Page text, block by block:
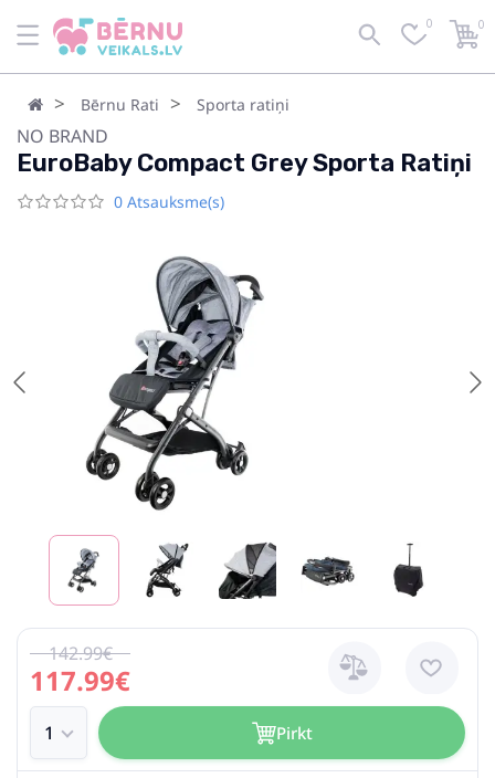
0 0
Bērnu Rati Sporta ratiņi
NO BRAND
EuroBaby Compact Grey Sporta Ratiņi
0 Atsauksme(s)
117.99€
142.99€
Pirkt